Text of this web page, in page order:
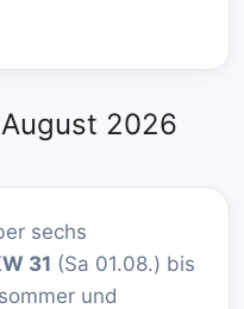
2026
sechs
31 (Sa 01.08.) bis
und